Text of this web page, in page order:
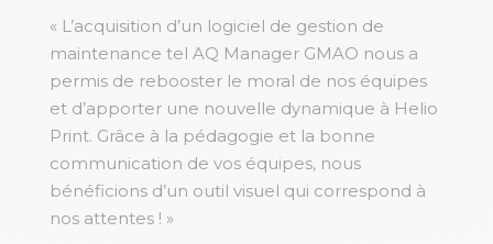
« L’acquisition d’un logiciel de gestion de
maintenance tel AQ Manager GMAO nous a
permis de rebooster le moral de nos équipes
et d’apporter une nouvelle dynamique à Helio
Print. Grâce à la pédagogie et la bonne
communication de vos équipes, nous
bénéficions d’un outil visuel qui correspond à
nos attentes ! »